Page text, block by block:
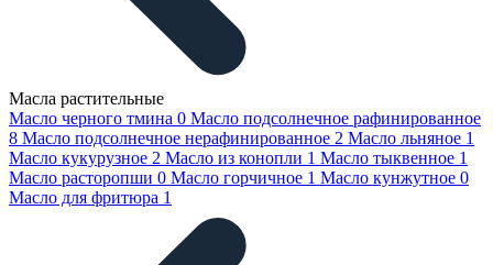
Масла растительные
Масло черного тмина 0 Масло подсолнечное рафинированное
8 Масло подсолнечное нерафинированное 2 Масло льняное 1
Масло кукурузное 2 Масло из конопли 1 Масло тыквенное 1
Масло расторопши 0 Масло горчичное 1 Масло кунжутное 0
Масло для фритюра 1